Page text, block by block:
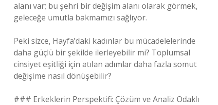
alanı var; bu şehri bir değişim alanı olarak görmek,
geleceğe umutla bakmamızı sağlıyor.
Peki sizce, Hayfa’daki kadınlar bu mücadelelerinde
daha güçlü bir şekilde ilerleyebilir mi? Toplumsal
cinsiyet eşitliği için atılan adımlar daha fazla somut
değişime nasıl dönüşebilir?
### Erkeklerin Perspektifi: Çözüm ve Analiz Odaklı